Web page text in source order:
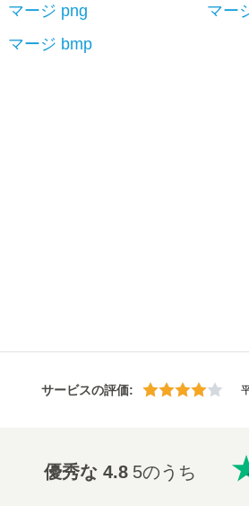
マージ png
マー
マージ bmp
サービスの評価:
優秀な 4.8 5のうち